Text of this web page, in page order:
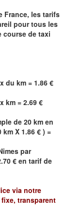
France, les tarifs
pour tous les
course de taxi
du km = 1.86 €
km = 2.69 €
de 20 km en
km X 1.86 € ) =
par
€ en tarif de
via notre
transparent